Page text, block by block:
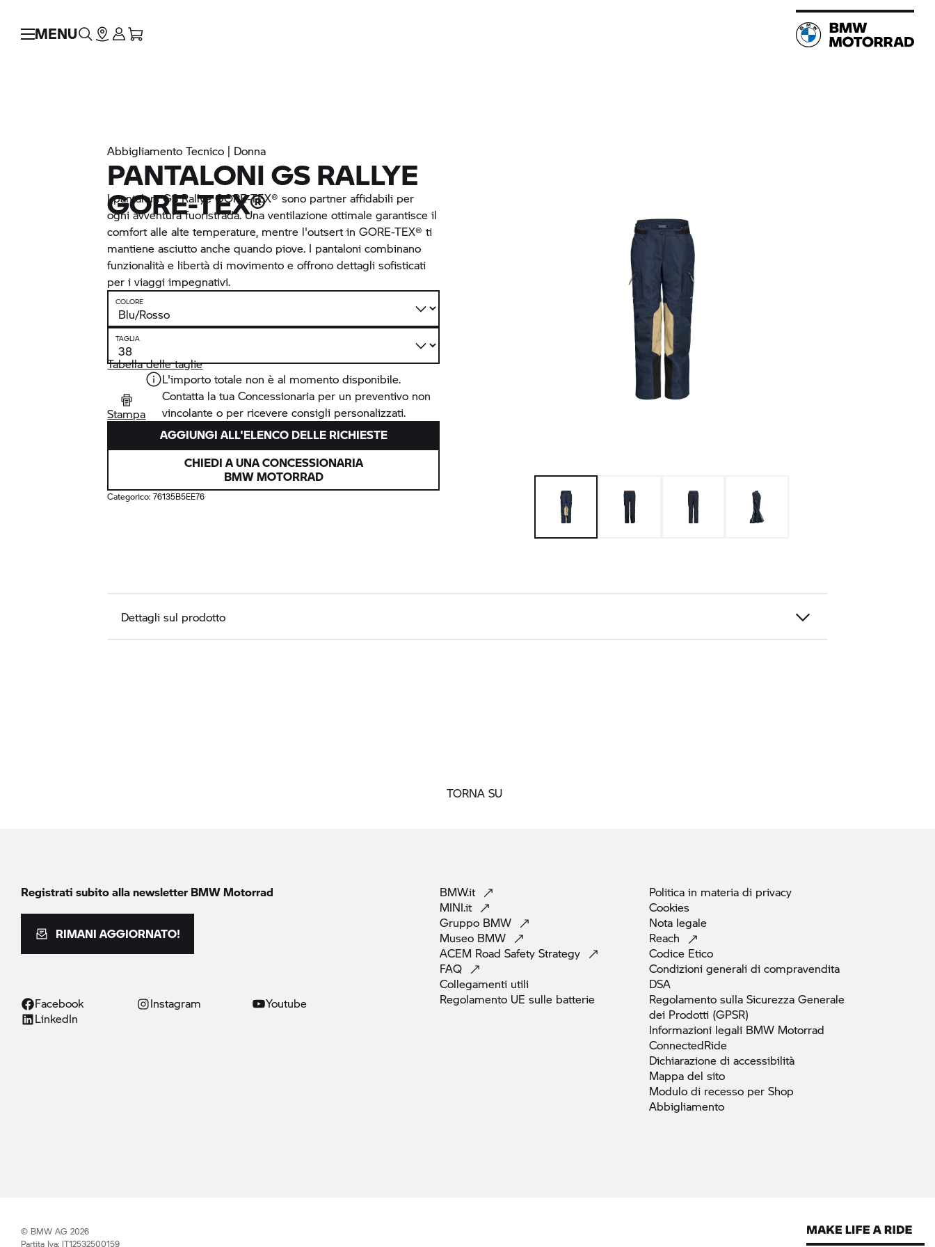
MENU
Abbigliamento Tecnico | Donna
PANTALONI GS RALLYE
GORE-TEX®
I pantaloni GS Rallye GORE-TEX® sono partner affidabili per
ogni avventura fuoristrada. Una ventilazione ottimale garantisce il
comfort alle alte temperature, mentre l'outsert in GORE-TEX® ti
mantiene asciutto anche quando piove. I pantaloni combinano
funzionalità e libertà di movimento e offrono dettagli sofisticati
per i viaggi impegnativi.
COLORE
TAGLIA
Tabella delle taglie
Stampa
L'importo totale non è al momento disponibile.
Contatta la tua Concessionaria per un preventivo non
vincolante o per ricevere consigli personalizzati.
AGGIUNGI ALL'ELENCO DELLE RICHIESTE
CHIEDI A UNA CONCESSIONARIA
BMW MOTORRAD
Categorico:76135B5EE76
Dettagli sul prodotto
TORNA SU
Registrati subito alla newsletterBMW Motorrad
RIMANI AGGIORNATO!
Facebook Instagram
Youtube
LinkedIn
BMW.it
MINI.it
Gruppo BMW
Museo BMW
ACEM Road Safety Strategy
FAQ
Collegamenti utili
Regolamento UE sulle batterie
Politica in materia di privacy
Cookies
Nota legale
Reach
Codice Etico
Condizioni generali di compravendita
DSA
Regolamento sulla Sicurezza Generale
dei Prodotti (GPSR)
Informazioni legali BMW Motorrad
ConnectedRide
Dichiarazione di accessibilità
Mappa del sito
Modulo di recesso per Shop
Abbigliamento
© BMW AG 2026
Partita Iva: IT12532500159